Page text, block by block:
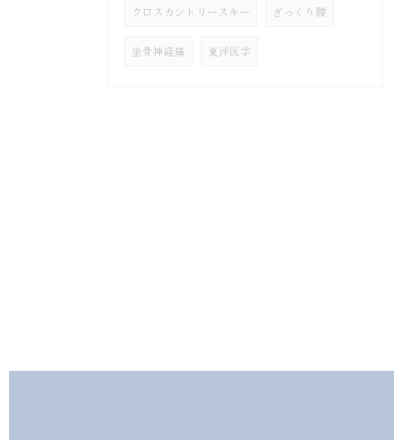
クロスカントリースキー ぎっくり腰
坐骨神経痛 東洋医学